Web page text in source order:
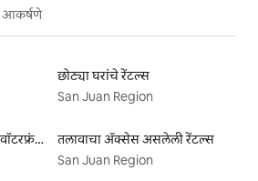
आकर्षणे
छोट्या घरांचे रेंटल्स
San Juan Region
भाड्याने उपलब्ध असलेल्या वॉटरफ्रंट लिस्टिंग्ज
तलावाचा ॲक्सेस असलेली रेंटल्स
San Juan Region